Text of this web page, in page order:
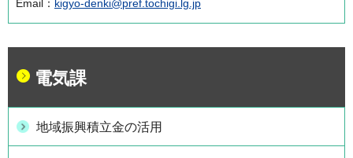
Email： kigyo-denki@pref.tochigi.lg.jp
電気課
地域振興積立金の活用